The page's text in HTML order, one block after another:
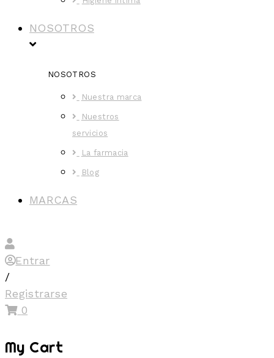
NOSOTROS
NOSOTROS
Nuestra marca
Nuestros
servicios
La farmacia
Blog
MARCAS
Entrar
/
Registrarse
0
My Cart